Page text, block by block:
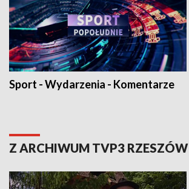
Sport - Wydarzenia - Komentarze
Z ARCHIWUM TVP3 RZESZÓW